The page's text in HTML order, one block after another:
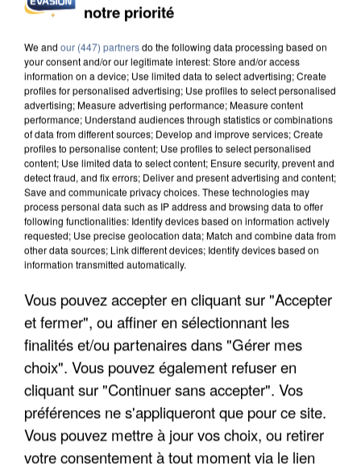
INCENDIES : L’ÎLE-DE-FRANCE LANCE UN ÉLAN
APRÈS TOUTES CES CANICULES, LES REFUGES
DE FAUNE SAUVAGE SONT...
notre priorité
We and our (447) partnersdo the following data processing based on
your consent and/or our legitimate interest: Store and/or access
information on a device; Use limited data to select advertising; Create
profiles for personalised advertising; Use profiles to select personalised
advertising; Measure advertising performance; Measure content
performance; Understand audiences through statistics or combinations
of data from different sources; Develop and improve services; Create
profiles to personalise content; Use profiles to select personalised
content; Use limited data to select content; Ensure security, prevent and
detect fraud, and fix errors; Deliver and present advertising and content;
Save and communicate privacy choices. These technologies may
process personal data such as IP address and browsing data to offer
following functionalities: Identify devices based on information actively
requested; Use precise geolocation data; Match and combine data from
other data sources; Link different devices; Identify devices based on
information transmitted automatically.
Vous pouvez accepter en cliquant sur "Accepter
et fermer", ou affiner en sélectionnant les
finalités et/ou partenaires dans "Gérer mes
choix". Vous pouvez également refuser en
cliquant sur "Continuer sans accepter". Vos
préférences ne s'appliqueront que pour ce site.
Vous pouvez mettre à jour vos choix, ou retirer
votre consentement à tout moment via le lien